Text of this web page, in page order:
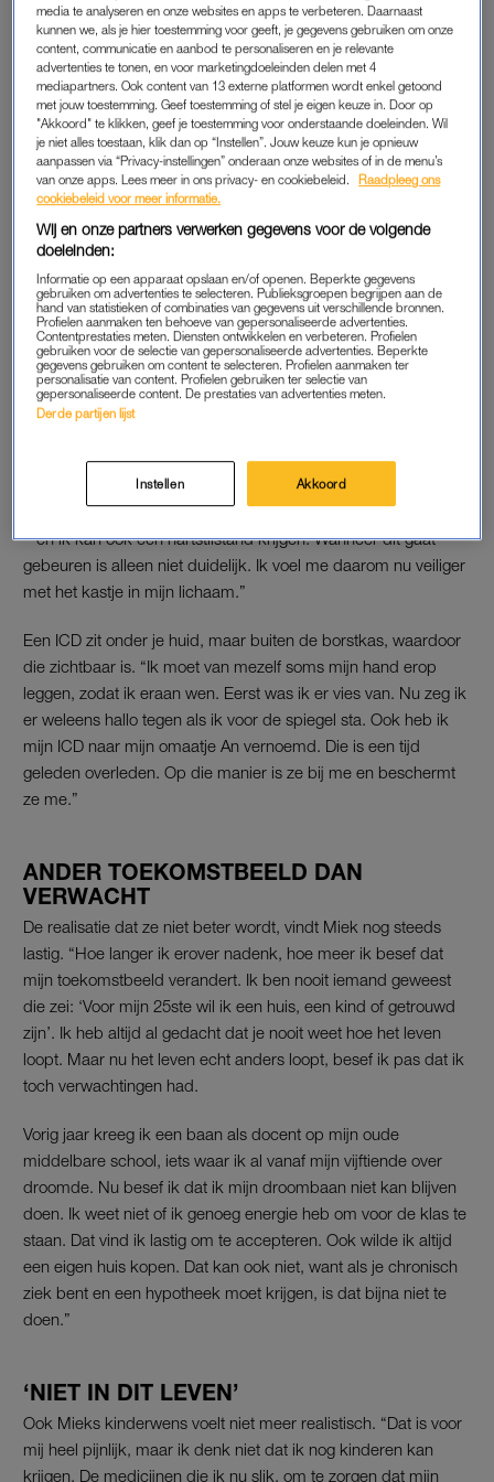
hartspierniet goed meer samentrekt. “Ik denk dat als je jong
bent, je je op een manier onsterfelijk voelt. Dat gevoel had ik
ook toen ik voor het eerst hoorde over mijn hartspierziekte.”
Door een genetische fout mist ze eiwitten die haar hartspier
sterk houden. Daardoor wordt haar hartspier steeds zwakker.
Miek krijgt nu medicijnen die kunnen helpen met de
pompfunctie van haar hart, maar het zal nooit meer volledig
herstellen. En haar pompfunctie zal alsnog achteruit gaan.
“Het duurde even voordat ik dat echt besefte. Ik heb heel lang
gedacht dat ik medicijnen zou krijgen en dat ik dan weer beter
zou worden. Ik kwam er pas na een paar maanden dat dit niet
zo is.”
NAAM ICD
pacemaker kastje, dat bij een levensbedreigende
hartritmestoornis elektrische stroomstoten afgeeft. “Mijn ziekte
is niet te voorspellen. Ik ga last krijgen van hartritmestoornissen
– en ik kan ook een hartstilstand krijgen. Wanneer dit gaat
gebeuren is alleen niet duidelijk. Ik voel me daarom nu veiliger
met het kastje in mijn lichaam.”
Een ICD zit onder je huid, maar buiten de borstkas, waardoor
die zichtbaar is. “Ik moet van mezelf soms mijn hand erop
leggen, zodat ik eraan wen. Eerst was ik er vies van. Nu zeg ik
er weleens hallo tegen als ik voor de spiegel sta. Ook heb ik
mijn ICD naar mijn omaatje An vernoemd. Die is een tijd
geleden overleden. Op die manier is ze bij me en beschermt
ze me.”
ANDER TOEKOMSTBEELD DAN
VERWACHT
De realisatie dat ze niet beter wordt, vindt Miek nog steeds
lastig. “Hoe langer ik erover nadenk, hoe meer ik besef dat
mijn toekomstbeeld verandert. Ik ben nooit iemand geweest
die zei: ‘Voor mijn 25ste wil ik een huis, een kind of getrouwd
zijn’. Ik heb altijd al gedacht dat je nooit weet hoe het leven
loopt. Maar nu het leven echt anders loopt, besef ik pas dat ik
toch verwachtingen had.
Vorig jaar kreeg ik een baan als docent op mijn oude
middelbare school, iets waar ik al vanaf mijn vijftiende over
droomde. Nu besef ik dat ik mijn droombaan niet kan blijven
doen. Ik weet niet of ik genoeg energie heb om voor de klas te
staan. Dat vind ik lastig om te accepteren. Ook wilde ik altijd
een eigen huis kopen. Dat kan ook niet, want als je chronisch
ziek bent en een hypotheek moet krijgen, is dat bijna niet te
doen.”
‘NIET IN DIT LEVEN’
Ook Mieks kinderwens voelt niet meer realistisch. “Dat is voor
mij heel pijnlijk, maar ik denk niet dat ik nog kinderen kan
krijgen. De medicijnen die ik nu slik, om te zorgen dat mijn
media te analyseren en onze websites en apps te verbeteren. Daarnaast
kunnen we, als je hier toestemming voor geeft, je gegevens gebruiken om onze
content, communicatie en aanbod te personaliseren en je relevante
advertenties te tonen, en voor marketingdoeleinden delen met 4
mediapartners. Ook content van 13 externe platformen wordt enkel getoond
met jouw toestemming. Geef toestemming of stel je eigen keuze in. Door op
"Akkoord" te klikken, geef je toestemming voor onderstaande doeleinden. Wil
je niet alles toestaan, klik dan op “Instellen”. Jouw keuze kun je opnieuw
aanpassen via “Privacy-instellingen” onderaan onze websites of in de menu’s
van onze apps. Lees meer in ons privacy- en cookiebeleid.
Raadpleeg ons
cookiebeleid voor meer informatie.
Wij en onze partners verwerken gegevens voor de volgende
doeleinden:
Informatie op een apparaat opslaan en/of openen. Beperkte gegevens
gebruiken om advertenties te selecteren. Publieksgroepen begrijpen aan de
hand van statistieken of combinaties van gegevens uit verschillende bronnen.
Profielen aanmaken ten behoeve van gepersonaliseerde advertenties.
Contentprestaties meten. Diensten ontwikkelen en verbeteren. Profielen
gebruiken voor de selectie van gepersonaliseerde advertenties. Beperkte
gegevens gebruiken om content te selecteren. Profielen aanmaken ter
personalisatie van content. Profielen gebruiken ter selectie van
gepersonaliseerde content. De prestaties van advertenties meten.
Derde partijen lijst
Instellen Akkoord